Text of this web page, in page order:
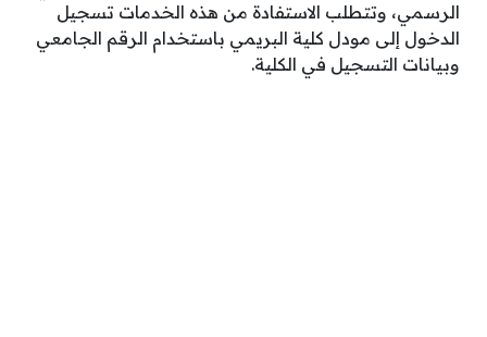
الرسمي، وتتطلب الاستفادة من هذه الخدمات تسجيل
الدخول إلى مودل كلية البريمي باستخدام الرقم الجامعي
وبيانات التسجيل في الكلية.